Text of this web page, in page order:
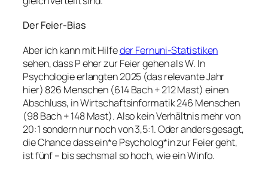
Der Feier-Bias
Aber ich kann mit Hilfeder Fernuni-Statistiken
sehen, dass P eher zur Feier gehen als W. In
Psychologie erlangten 2025 (das relevante Jahr
hier) 826 Menschen (614 Bach + 212 Mast) einen
Abschluss, in Wirtschaftsinformatik 246 Menschen
(98 Bach + 148 Mast). Also kein Verhältnis mehr von
20:1 sondern nur noch von 3,5:1. Oder anders gesagt,
die Chance dass ein*e Psycholog*in zur Feier geht,
ist fünf – bis sechsmal so hoch, wie ein Winfo.